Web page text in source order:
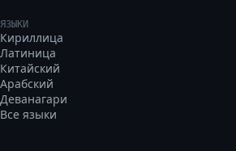
ЯЗЫКИ
Кириллица
Латиница
Китайский
Арабский
Деванагари
Все языки